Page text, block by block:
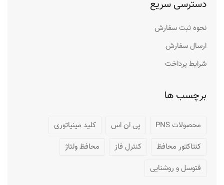
دسترسی سریع
نحوه ثبت سفارش
ارسال سفارش
شرایط پرداخت
برچسب ها
محصولات PNS پی ان اس
کلید مینیاتوری
کنتاکتور محافظ
کنترل فاز
محافظ ولتاژ
فتوسل و روشنایی